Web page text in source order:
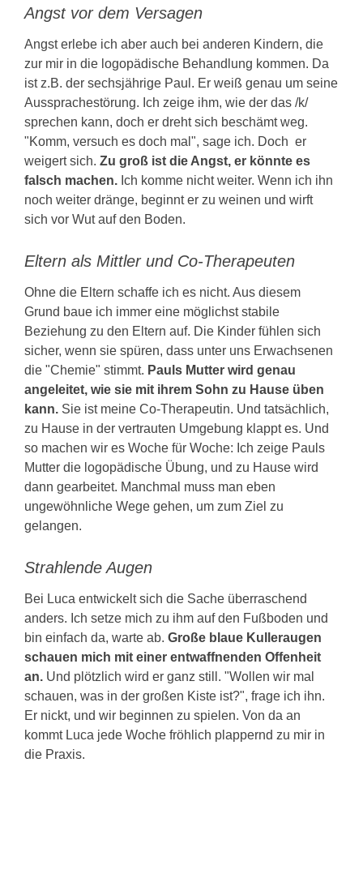
Angst vor dem Versagen
Angst erlebe ich aber auch bei anderen Kindern, die
zur mir in die logopädische Behandlung kommen. Da
ist z.B. der sechsjährige Paul. Er weiß genau um seine
Aussprachestörung. Ich zeige ihm, wie der das /k/
sprechen kann, doch er dreht sich beschämt weg.
"Komm, versuch es doch mal", sage ich. Doch er
weigert sich. Zu groß ist die Angst, er könnte es
falsch machen. Ich komme nicht weiter. Wenn ich ihn
noch weiter dränge, beginnt er zu weinen und wirft
sich vor Wut auf den Boden.
Eltern als Mittler und Co-Therapeuten
Ohne die Eltern schaffe ich es nicht. Aus diesem
Grund baue ich immer eine möglichst stabile
Beziehung zu den Eltern auf. Die Kinder fühlen sich
sicher, wenn sie spüren, dass unter uns Erwachsenen
die "Chemie" stimmt. Pauls Mutter wird genau
angeleitet, wie sie mit ihrem Sohn zu Hause üben
kann. Sie ist meine Co-Therapeutin. Und tatsächlich,
zu Hause in der vertrauten Umgebung klappt es. Und
so machen wir es Woche für Woche: Ich zeige Pauls
Mutter die logopädische Übung, und zu Hause wird
dann gearbeitet. Manchmal muss man eben
ungewöhnliche Wege gehen, um zum Ziel zu
gelangen.
Strahlende Augen
Bei Luca entwickelt sich die Sache überraschend
anders. Ich setze mich zu ihm auf den Fußboden und
bin einfach da, warte ab. Große blaue Kulleraugen
schauen mich mit einer entwaffnenden Offenheit
an. Und plötzlich wird er ganz still. "Wollen wir mal
schauen, was in der großen Kiste ist?", frage ich ihn.
Er nickt, und wir beginnen zu spielen. Von da an
kommt Luca jede Woche fröhlich plappernd zu mir in
die Praxis.